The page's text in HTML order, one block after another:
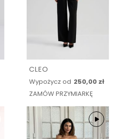
CLEO
Wypożycz od 250,00 zł
ZAMÓW PRZYMIARKĘ